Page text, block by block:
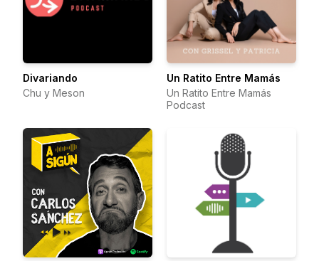
Divariando
Chu y Meson
Un Ratito Entre Mamás
Un Ratito Entre Mamás
Podcast